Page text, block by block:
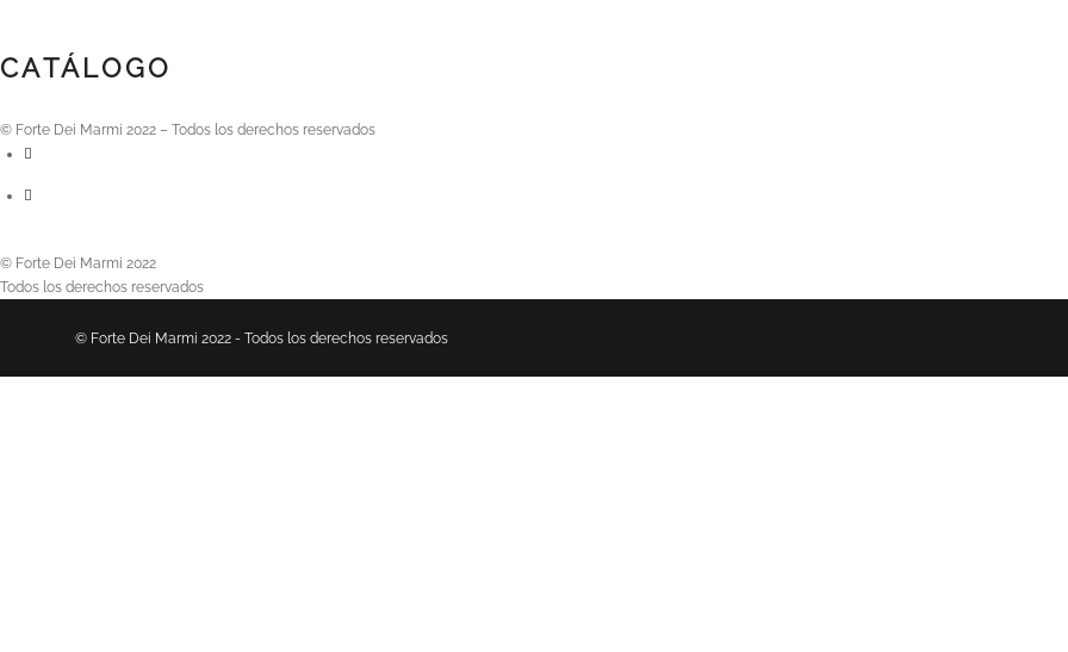
CATÁLOGO
© Forte Dei Marmi 2022 – Todos los derechos reservados
© Forte Dei Marmi 2022
Todos los derechos reservados
© Forte Dei Marmi 2022 - Todos los derechos reservados